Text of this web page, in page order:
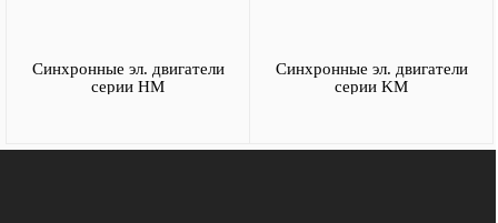
Синхронные эл. двигатели
серии HM
Синхронные эл. двигатели
серии KM